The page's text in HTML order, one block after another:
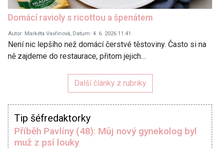
Domácí ravioly s ricottou a špenátem
Autor: Markéta Vavřinová, Datum: 4. 6. 2026 11:41
Není nic lepšího než domácí čerstvé těstoviny. Často si na
ně zajdeme do restaurace, přitom jejich…
Další články z rubriky
Tip šéfredaktorky
Příběh Pavlíny (48): Můj nový gynekolog byl
muž z psí louky